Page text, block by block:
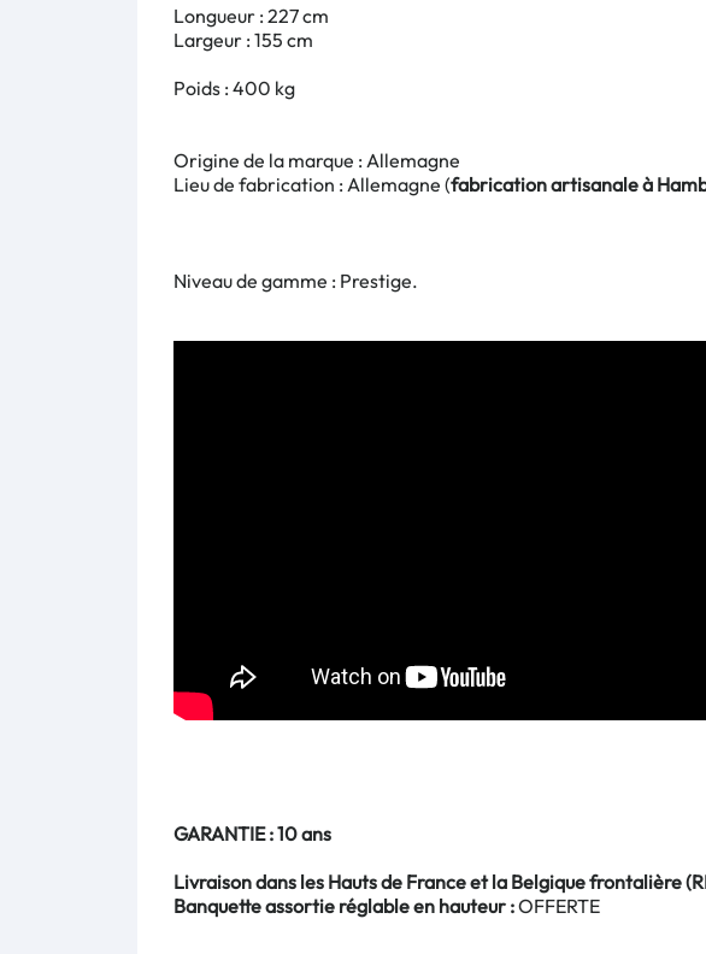
Longueur : 227 cm
Largeur : 155 cm
Poids : 400 kg
Origine de la marque : Allemagne
Lieu de fabrication : Allemagne (fabrication artisanale à
Niveau de gamme : Prestige.
GARANTIE : 10 ans
Livraison dans les Hauts de France et la Belgique frontalière
Banquette assortie réglable en hauteur :OFFERTE